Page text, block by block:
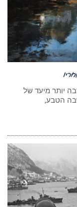
היא הרבה יותר מיעד של
הטבע,